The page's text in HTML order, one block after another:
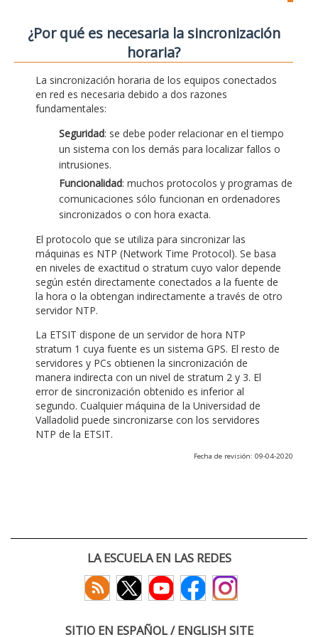
¿Por qué es necesaria la sincronización
horaria?
La sincronización horaria de los equipos conectados
en red es necesaria debido a dos razones
fundamentales:
Seguridad: se debe poder relacionar en el tiempo
un sistema con los demás para localizar fallos o
intrusiones.
Funcionalidad: muchos protocolos y programas de
comunicaciones sólo funcionan en ordenadores
sincronizados o con hora exacta.
El protocolo que se utiliza para sincronizar las
máquinas es NTP (Network Time Protocol). Se basa
en niveles de exactitud o stratum cuyo valor depende
según estén directamente conectados a la fuente de
la hora o la obtengan indirectamente a través de otro
servidor NTP.
La ETSIT dispone de un servidor de hora NTP
stratum 1 cuya fuente es un sistema GPS. El resto de
servidores y PCs obtienen la sincronización de
manera indirecta con un nivel de stratum 2 y 3. El
error de sincronización obtenido es inferior al
segundo. Cualquier máquina de la Universidad de
Valladolid puede sincronizarse con los servidores
NTP de la ETSIT.
Fecha de revisión: 09-04-2020
LA ESCUELA EN LAS REDES
SITIO EN ESPAÑOL / ENGLISH SITE